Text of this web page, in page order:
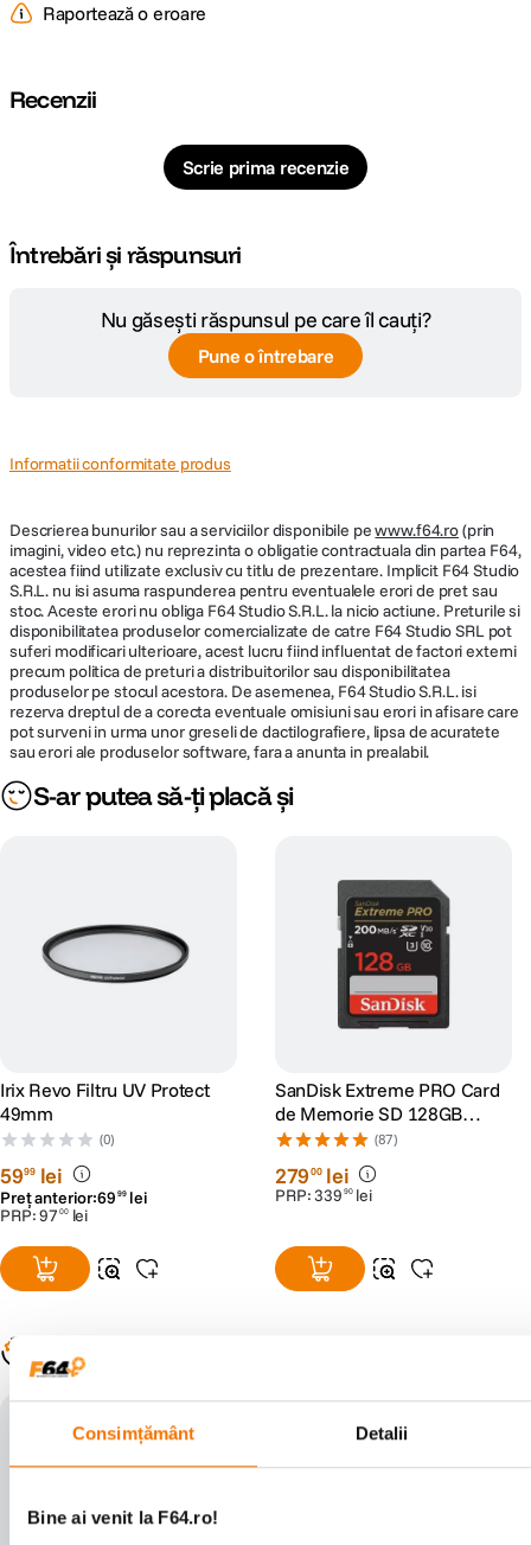
Consimțământ Detalii
Bine ai venit la F64.ro!
Raportează o eroare
Recenzii
Scrie prima recenzie
Întrebări și răspunsuri
Nu găsești răspunsul pe care îl cauți?
Pune o întrebare
Informatii conformitate produs
Descrierea bunurilor sau a serviciilor disponibile pewww.f64.ro(prin
imagini, video etc.) nu reprezinta o obligatie contractuala din partea F64,
acestea fiind utilizate exclusiv cu titlu de prezentare. Implicit F64 Studio
S.R.L. nu isi asuma raspunderea pentru eventualele erori de pret sau
stoc. Aceste erori nu obliga F64 Studio S.R.L. la nicio actiune. Preturile si
disponibilitatea produselor comercializate de catre F64 Studio SRL pot
suferi modificari ulterioare, acest lucru fiind influentat de factori externi
precum politica de preturi a distribuitorilor sau disponibilitatea
produselor pe stocul acestora. De asemenea, F64 Studio S.R.L. isi
rezerva dreptul de a corecta eventuale omisiuni sau erori in afisare care
pot surveni in urma unor greseli de dactilografiere, lipsa de acuratete
sau erori ale produselor software, fara a anunta in prealabil.
S-ar putea să-ți placă și
Irix Revo Filtru UV Protect
49mm
(0)
5999 lei
Preț anterior:69 99 lei
PRP:97 00 lei
SanDisk Extreme PRO Card
de Memorie SD 128GB
SDXC UHS-I Class 10 U3 V30
+ 2 Ani RescuePRO Deluxe
(87)
27900 lei
PRP:339 90 lei
Populare în aceeași categorie